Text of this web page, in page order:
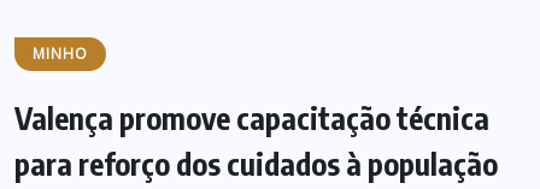
MINHO
Valença promove capacitação técnica
para reforço dos cuidados à população